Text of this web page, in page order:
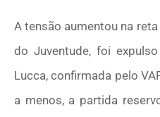
A tensão aumentou na
do Juventude, foi
Lucca, confirmada pelo
a menos, a partida